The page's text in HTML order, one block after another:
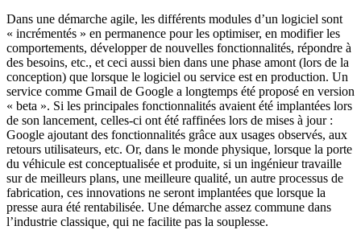
Dans une démarche agile, les différents modules d’un logiciel sont
« incrémentés » en permanence pour les optimiser, en modifier les
comportements, développer de nouvelles fonctionnalités, répondre à
des besoins, etc., et ceci aussi bien dans une phase amont (lors de la
conception) que lorsque le logiciel ou service est en production. Un
service comme Gmail de Google a longtemps été proposé en version
« beta ». Si les principales fonctionnalités avaient été implantées lors
de son lancement, celles-ci ont été raffinées lors de mises à jour :
Google ajoutant des fonctionnalités grâce aux usages observés, aux
retours utilisateurs, etc. Or, dans le monde physique, lorsque la porte
du véhicule est conceptualisée et produite, si un ingénieur travaille
sur de meilleurs plans, une meilleure qualité, un autre processus de
fabrication, ces innovations ne seront implantées que lorsque la
presse aura été rentabilisée. Une démarche assez commune dans
l’industrie classique, qui ne facilite pas la souplesse.